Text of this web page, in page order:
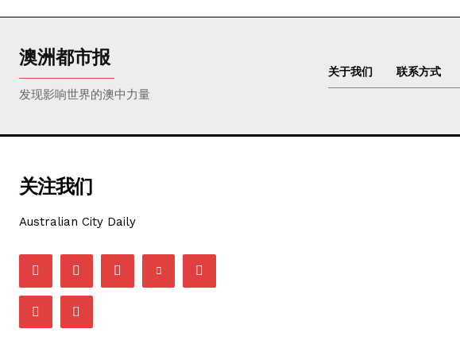
澳洲都市报
发现影响世界的澳中力量
关于我们 联系方式
关注我们
Australian City Daily